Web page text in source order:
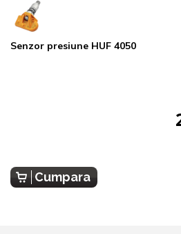
Senzor presiune HUF 4050
Cumpara